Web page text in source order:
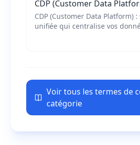
CDP (Customer Data
CDP (Customer Data Platform)
unifiée qui centralise vos
Voir tous les termes de
catégorie